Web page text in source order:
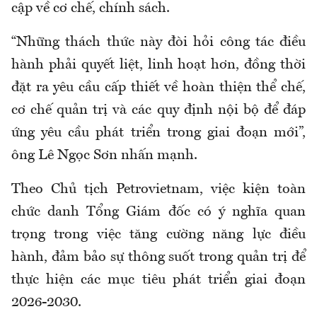
cập về cơ chế, chính sách.
“Những thách thức này đòi hỏi công tác điều
hành phải quyết liệt, linh hoạt hơn, đồng thời
đặt ra yêu cầu cấp thiết về hoàn thiện thể chế,
cơ chế quản trị và các quy định nội bộ để đáp
ứng yêu cầu phát triển trong giai đoạn mới”,
ông Lê Ngọc Sơn nhấn mạnh.
Theo Chủ tịch Petrovietnam, việc kiện toàn
chức danh Tổng Giám đốc có ý nghĩa quan
trọng trong việc tăng cường năng lực điều
hành, đảm bảo sự thông suốt trong quản trị để
thực hiện các mục tiêu phát triển giai đoạn
2026-2030.